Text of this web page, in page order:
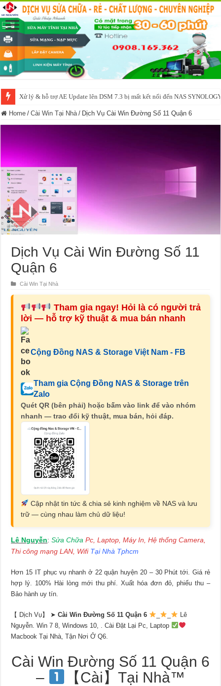
Xử lý & hỗ trợ AE Update lên DSM 7.3 bị mất kết nối đến NAS
NAS IO DATA N3160 2BAY 4BAY – chạy SYNOLOGY, OMV, CASA
Home / Cài Win Tại Nhà / Dịch Vụ Cài Win Đường Số 11 Quận 6
Dịch Vụ Cài Win Đường Số 11
Quận 6
Cài Win Tại Nhà
Tham gia ngay! Hỏi là có người trả
lời — hỗ trợ kỹ thuật & mua bán nhanh
Cộng Đồng NAS & Storage Việt Nam - FB
Tham gia Cộng Đồng NAS & Storage trên
Zalo
Quét QR (bên phải) hoặc bấm vào link để vào nhóm
nhanh — trao đổi kỹ thuật, mua bán, hỏi đáp.
Cập nhật tin tức & chia sẻ kinh nghiệm về NAS và lưu
trữ — cùng nhau làm chủ dữ liệu!
Lê Nguyễn:Sửa Chữa Pc, Laptop, Máy In, Hệ thống Camera,
Thi công mạng LAN, Wifi Tại Nhà Tphcm
Hơn 15 IT phục vụ nhanh ở 22 quận huyện 20 – 30 Phút tới. Giá rẻ
hợp lý. 100% Hài lòng mới thu phí. Xuất hóa đơn đỏ, phiếu thu –
Bảo hành uy tín.
【 Dịch Vụ】 ➤Cài Win Đường Số 11 Quận 6
Lê
Nguyễn. Win 7 8, Windows 10, . Cài Đặt Lại Pc, Laptop
Macbook Tại Nhà, Tận Nơi Ở Q6.
Cài Win Đường Số 11 Quận 6
–
【Cài】Tại Nhà™